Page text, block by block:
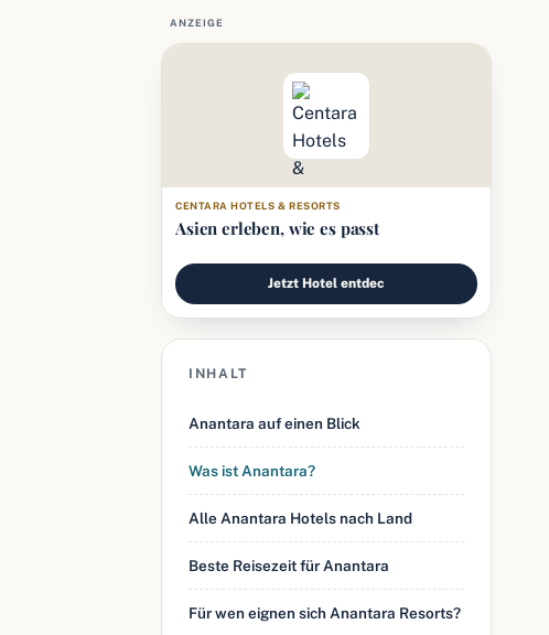
ANZEIGE
CENTARA HOTELS & RESORTS
Asien erleben, wie es passt
Jetzt Hotel entdec
INHALT
Anantara auf einen Blick
Was ist Anantara?
Alle Anantara Hotels nach Land
Beste Reisezeit für Anantara
Für wen eignen sich Anantara Resorts?